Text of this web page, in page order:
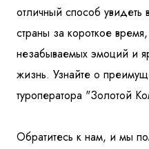
отличный способ
страны за короткое
незабываемых эмоций и
жизнь. Узнайте о
туроператора "Золотой
Обратитесь к нам, и мы